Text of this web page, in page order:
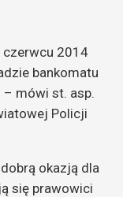
czerwcu 2014
bankomatu
– mówi st. asp.
Policji
okazją dla
się prawowici